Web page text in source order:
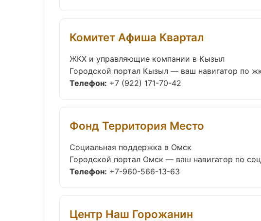
Комитет Афиша Квартал
ЖКХ и управляющие компании в Кызыл
Городской портал Кызыл — ваш навигатор по
Телефон: +7 (922) 171-70-42
Фонд Территория Место
Социальная поддержка в Омск
Городской портал Омск — ваш навигатор по
Телефон: +7-960-566-13-63
Центр Наш Горожанин